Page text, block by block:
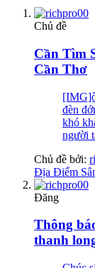
Chủ đề
Cần Tìm
Cần Thơ
đèn
khó
người
Chủ đề bởi:
Địa Điểm
Đăng
Thông
thanh